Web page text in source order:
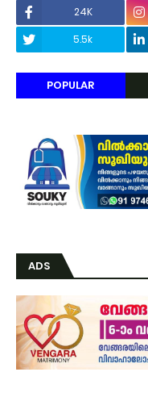
24K
5.5k
POPULAR
ADS